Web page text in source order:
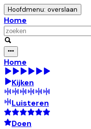
Hoofdmenu: overslaan
Home
Home
Kijken
Luisteren
Doen